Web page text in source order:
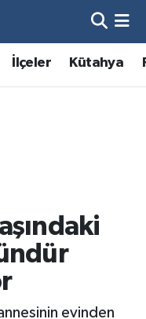
İlçeler Kütahya
evinden